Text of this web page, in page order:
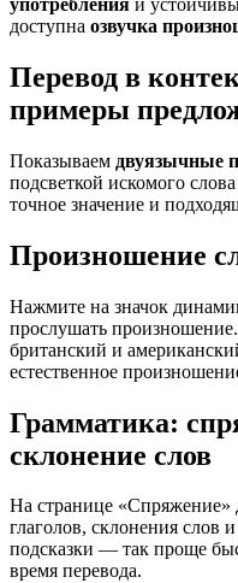
употребления и
доступна озвучка
Перевод в
примеры
Показываем двуязычные
подсветкой искомого
точное значение и
Произношение
Нажмите на значок
прослушать
британский и
естественное
Грамматика:
склонение слов
На странице
глаголов, склонения слов
подсказки — так проще
время перевода.